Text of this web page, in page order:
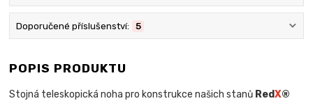
Doporučené příslušenství: 5
POPIS PRODUKTU
Stojná teleskopická noha pro konstrukce našich stanů RedX®